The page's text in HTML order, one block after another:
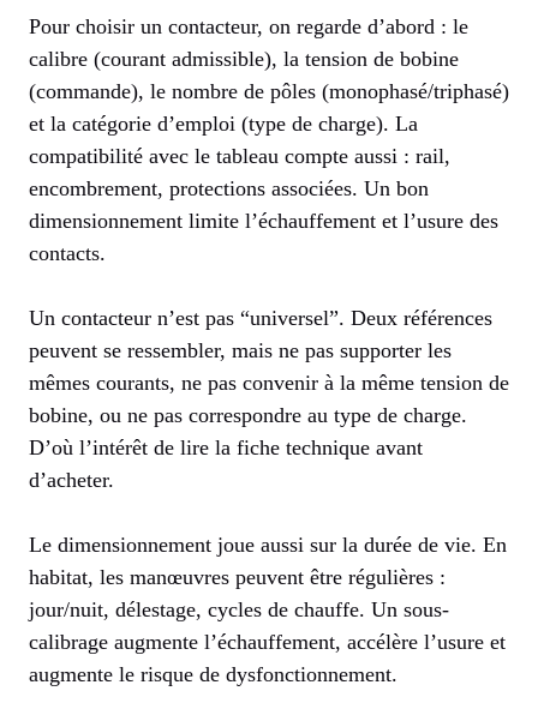
Pour choisir un contacteur, on regarde d’abord : le
calibre (courant admissible), la tension de bobine
(commande), le nombre de pôles (monophasé/triphasé)
et la catégorie d’emploi (type de charge). La
compatibilité avec le tableau compte aussi : rail,
encombrement, protections associées. Un bon
dimensionnement limite l’échauffement et l’usure des
contacts.
Un contacteur n’est pas “universel”. Deux références
peuvent se ressembler, mais ne pas supporter les
mêmes courants, ne pas convenir à la même tension de
bobine, ou ne pas correspondre au type de charge.
D’où l’intérêt de lire la fiche technique avant
d’acheter.
Le dimensionnement joue aussi sur la durée de vie. En
habitat, les manœuvres peuvent être régulières :
jour/nuit, délestage, cycles de chauffe. Un sous-
calibrage augmente l’échauffement, accélère l’usure et
augmente le risque de dysfonctionnement.